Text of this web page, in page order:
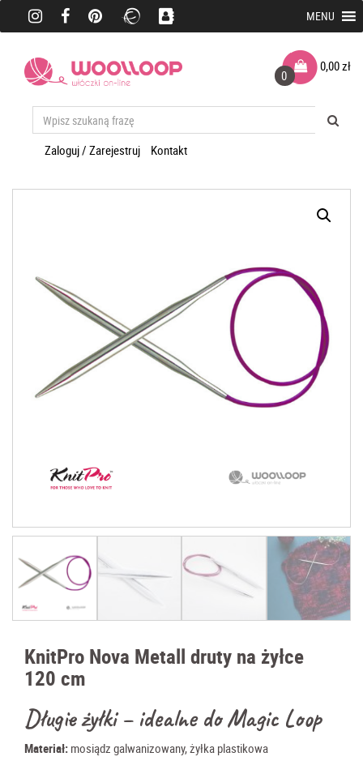
Zaloguj / Zarejestruj Kontakt
0
0,00zł
MENU
KnitPro Nova Metall druty na żyłce
120 cm
Długie żyłki – idealne do Magic Loop
Materiał: mosiądz galwanizowany, żyłka plastikowa